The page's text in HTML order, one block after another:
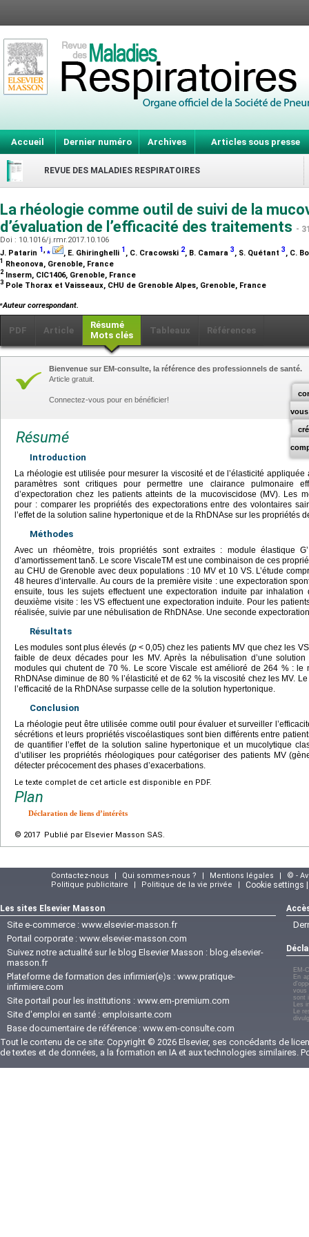
Accueil Dernier numéro Archives Articles sous presse
REVUE DES MALADIES RESPIRATOIRES
La rhéologie comme outil de suivi de la
d’évaluation de l’efficacité des traitements -
Doi : 10.1016/j.rmr.2017.10.106
J. Patarin 1,⁎ , E. Ghiringhelli 1 , C. Cracowski 2, B. Camara 3, S. Quétant 3, C.
1 Rheonova, Grenoble, France
2 Inserm, CIC1406, Grenoble, France
3 Pole Thorax et Vaisseaux, CHU de Grenoble Alpes, Grenoble, France
⁎Auteur correspondant.
PDF Article
Résumé
Mots clés
Tableaux Références
vous
Bienvenue sur EM-consulte, la référence des professionnels de santé.
Article gratuit.
Connectez-vous pour en bénéficier!
Résumé
Introduction
La rhéologie est utilisée pour mesurer la viscosité et de l’élasticité
paramètres sont critiques pour permettre une clairance pulmonaire
d’expectoration chez les patients atteints de la mucoviscidose (MV). Les
pour : comparer les propriétés des expectorations entre des volontaires
l’effet de la solution saline hypertonique et de la RhDNAse sur les propriétés
Méthodes
Avec un rhéomètre, trois propriétés sont extraites : module élastique
d’amortissement tanδ. Le score ViscaleTM est une combinaison de ces
au CHU de Grenoble avec deux populations : 10 MV et 10 VS. L’étude
48 heures d’intervalle. Au cours de la première visite : une expectoration
ensuite, tous les sujets effectuent une expectoration induite par
deuxième visite : les VS effectuent une expectoration induite. Pour les
réalisée, suivie par une nébulisation de RhDNAse. Une seconde
Résultats
Les modules sont plus élevés (p < 0,05) chez les patients MV que chez les
faible de deux décades pour les MV. Après la nébulisation d’une
modules qui chutent de 70 %. Le score Viscale est amélioré de 264 % : le
RhDNAse diminue de 80 % l’élasticité et de 62 % la viscosité chez les MV.
l’efficacité de la RhDNAse surpasse celle de la solution hypertonique.
Conclusion
La rhéologie peut être utilisée comme outil pour évaluer et surveiller
sécrétions et leurs propriétés viscoélastiques sont bien différents entre
de quantifier l’effet de la solution saline hypertonique et un mucolytique
d’utiliser les propriétés rhéologiques pour catégoriser des patients MV
détecter précocement des phases d’exacerbations.
Le texte complet de cet article est disponible en PDF.
Plan
Déclaration de liens d’intérêts
© 2017 Publié par Elsevier Masson SAS.
Contactez-nous | Qui sommes-nous ? | Mentions légales |
© -
Politique publicitaire
| Politique de la vie privée | Cookie settings
Les sites Elsevier Masson
Site e-commerce : www.elsevier-masson.fr
Portail corporate : www.elsevier-masson.com
Suivez notre actualité sur le blog Elsevier Masson : blog.elsevier-
masson.fr
Plateforme de formation des infirmier(e)s : www.pratique-
infirmiere.com
Site portail pour les institutions : www.em-premium.com
Site d'emploi en santé : emploisante.com
Base documentaire de référence : www.em-consulte.com
EM-
En
vous
sont
Les
Le
Tout le contenu de ce site: Copyright © 2026 Elsevier, ses concédants de
de textes et de données, a la formation en IA et aux technologies similaires.